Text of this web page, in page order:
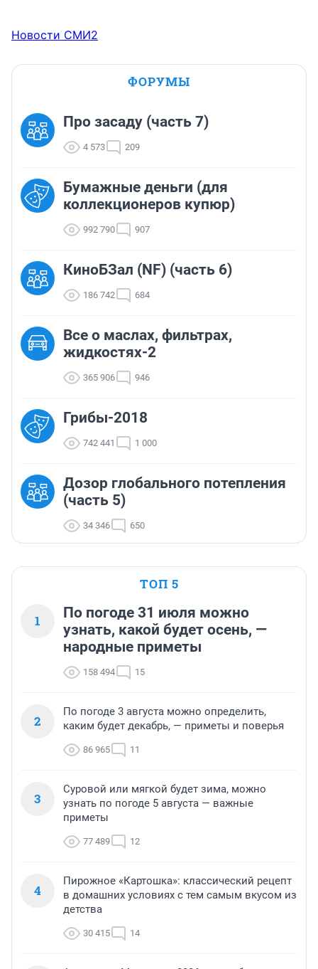
Новости СМИ2
ФОРУМЫ
Про засаду (часть 7)
4 573 209
Бумажные деньги (для
коллекционеров купюр)
992 790 907
КиноБЗал (NF) (часть 6)
186 742 684
Все о маслах, фильтрах,
жидкостях-2
365 906 946
Грибы-2018
742 441 1 000
Дозор глобального потепления
(часть 5)
34 346 650
ТОП 5
1
По погоде 31 июля можно
узнать, какой будет осень, —
народные приметы
158 494 15
2
По погоде 3 августа можно определить,
каким будет декабрь, — приметы и поверья
86 965 11
3
Суровой или мягкой будет зима, можно
узнать по погоде 5 августа — важные
приметы
77 489 12
4
Пирожное «Картошка»: классический рецепт
в домашних условиях с тем самым вкусом из
детства
30 415 14